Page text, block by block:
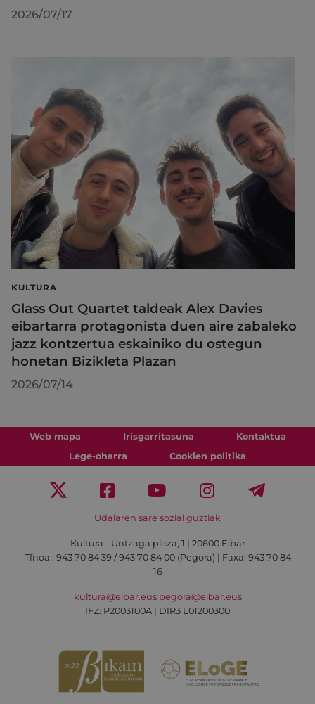
2026/07/17
KULTURA
Glass Out Quartet taldeak Alex Davies
eibartarra protagonista duen aire zabaleko
jazz kontzertua eskainiko du ostegun
honetan Bizikleta Plazan
2026/07/14
Web mapa Irisgarritasuna
Kontaktua
Lege-oharra
Cookien politika
Udalaren sare sozial guztiak
Kultura - Untzaga plaza, 1 | 20600 Eibar
Tfnoa.: 943 70 84 39 / 943 70 84 00 (Pegora) | Faxa: 943 70 84
16
kultura@eibar.eus pegora@eibar.eus
IFZ: P2003100A | DIR3 L01200300